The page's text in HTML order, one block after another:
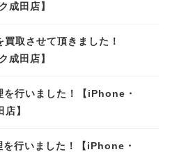
成田店】
取させて頂きました！
成田店】
行いました！【iPhone・
】
行いました！【iPhone・